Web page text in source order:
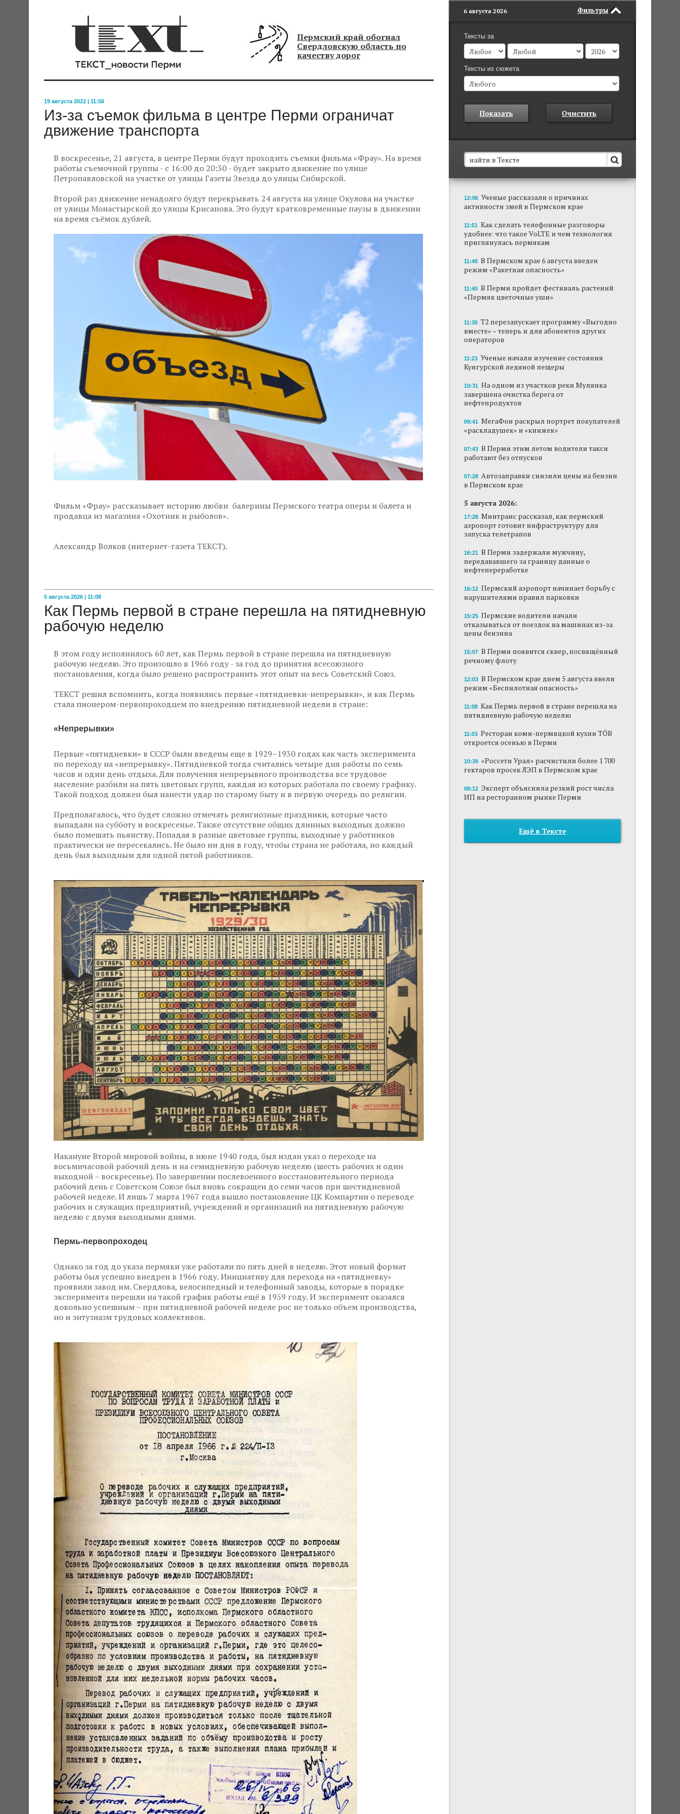
Пермский край обогнал
Свердловскую область по
качеству дорог
19 августа 2022 | 11:56
Из-за съемок фильма в центре Перми ограничат
движение транспорта
В воскресенье, 21 августа, в центре Перми будут проходить съемки фильма «Фрау». На время
работы съемочной группы - с 16:00 до 20:30 - будет закрыто движение по улице
Петропавловской на участке от улицы Газеты Звезда до улицы Сибирской.
Второй раз движение ненадолго будут перекрывать 24 августа на улице Окулова на участке
от улицы Монастырской до улицы Крисанова. Это будут кратковременные паузы в движении
на время съёмок дублей.
Фильм «Фрау» рассказывает историю любви балерины Пермского театра оперы и балета и
продавца из магазина «Охотник и рыболов».
Александр Волков (интернет-газета ТЕКСТ).
5 августа 2026 | 11:08
Как Пермь первой в стране перешла на пятидневную
рабочую неделю
В этом году исполнилось 60 лет, как Пермь первой в стране перешла на пятидневную
рабочую неделю. Это произошло в 1966 году - за год до принятия всесоюзного
постановления, когда было решено распространить этот опыт на весь Советский Союз.
ТЕКСТ решил вспомнить, когда появились первые «пятидневки-непрерывки», и как Пермь
стала пионером-первопроходцем по внедрению пятидневной недели в стране:
«Непрерывки»
Первые «пятидневки» в СССР были введены еще в 1929–1930 годах как часть эксперимента
по переходу на «непрерывку». Пятидневкой тогда считались четыре дня работы по семь
часов и один день отдыха. Для получения непрерывного производства все трудовое
население разбили на пять цветовых групп, каждая из которых работала по своему графику.
Такой подход должен был нанести удар по старому быту и в первую очередь по религии.
Предполагалось, что будет сложно отмечать религиозные праздники, которые часто
выпадали на субботу и воскресенье. Также отсутствие общих длинных выходных должно
было помешать пьянству. Попадая в разные цветовые группы, выходные у работников
практически не пересекались. Не было ни дня в году, чтобы страна не работала, но каждый
день был выходным для одной пятой работников.
Накануне Второй мировой войны, в июне 1940 года, был издан указ о переходе на
восьмичасовой рабочий день и на семидневную рабочую неделю (шесть рабочих и один
выходной – воскресенье). По завершении послевоенного восстановительного периода
рабочий день с Советском Союзе был вновь сокращен до семи часов при шестидневной
рабочей неделе. И лишь 7 марта 1967 года вышло постановление ЦК Компартии о переводе
рабочих и служащих предприятий, учреждений и организаций на пятидневную рабочую
неделю с двумя выходными днями.
Пермь-первопроходец
Однако за год до указа пермяки уже работали по пять дней в неделю. Этот новый формат
работы был успешно внедрен в 1966 году. Инициативу для перехода на «пятидневку»
проявили завод им. Свердлова, велосипедный и телефонный заводы, которые в порядке
эксперимента перешли на такой график работы ещё в 1959 году. И эксперимент оказался
довольно успешным – при пятидневной рабочей неделе рос не только объем производства,
но и энтузиазм трудовых коллективов.
Фильтры
6 августа 2026
Тексты за
Тексты из сюжета
Показать Очистить
В Пермском крае установят новые станции
обнаружения беспилотников
Они используются для обнаружения и
отслеживания БПЛА в воздухе.
Ученые рассказали о причинах активности
змей в Пермском крае
Ученые начали изучение состояния
На одном из участков реки Мулянка
В Перми этим летом водители такси
работают без отпусков
Автозаправки снизили цены на бензин в
Пермском крае
В Перми задержали мужчину,
передававшего за границу данные о
Пермские водители начали отказываться от
12:06 Ученые рассказали о причинах
активности змей в Пермском крае
11:51 Как сделать телефонные разговоры
удобнее: что такое VoLTE и чем технология
приглянулась пермякам
11:48 В Пермском крае 6 августа введен
режим «Ракетная опасность»
11:40 В Перми пройдет фестиваль растений
«Пермяк цветочные уши»
11:35 Т2 перезапускает программу «Выгодно
вместе» – теперь и для абонентов других
операторов
11:23 Ученые начали изучение состояния
Кунгурской ледяной пещеры
10:31 На одном из участков реки Мулянка
завершена очистка берега от
нефтепродуктов
09:41 МегаФон раскрыл портрет покупателей
«раскладушек» и «книжек»
07:43 В Перми этим летом водители такси
работают без отпусков
07:28 Автозаправки снизили цены на бензин
в Пермском крае
5 августа 2026:
17:28 Минтранс рассказал, как пермский
аэропорт готовит инфраструктуру для
запуска телетрапов
16:21 В Перми задержали мужчину,
передававшего за границу данные о
нефтепереработке
16:12 Пермский аэропорт начинает борьбу с
нарушителями правил парковки
15:25 Пермские водители начали
отказываться от поездок на машинах из-за
цены бензина
15:07 В Перми появится сквер, посвящённый
речному флоту
12:03 В Пермском крае днем 5 августа ввели
режим «Беспилотная опасность»
11:08 Как Пермь первой в стране перешла на
пятидневную рабочую неделю
11:03 Ресторан коми-пермяцкой кухни TÖB
откроется осенью в Перми
10:39 «Россети Урал» расчистили более 1 700
гектаров просек ЛЭП в Пермском крае
08:12 Эксперт объяснила резкий рост числа
ИП на ресторанном рынке Перми
Ещё в Тексте